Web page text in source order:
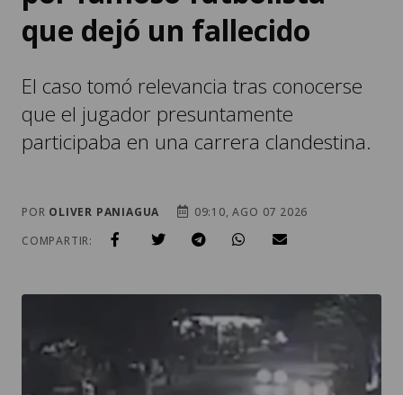
que dejó un fallecido
El caso tomó relevancia tras conocerse
que el jugador presuntamente
participaba en una carrera clandestina.
POR OLIVER PANIAGUA
09:10, AGO 07 2026
COMPARTIR: